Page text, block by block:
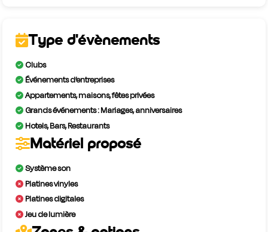
Type d'évènements
Clubs
Événements d’entreprises
Appartements, maisons, fêtes privées
Grands événements : Mariages, anniversaires
Hotels, Bars, Restaurants
Matériel proposé
Système son
Platines vinyles
Platines digitales
Jeu de lumière